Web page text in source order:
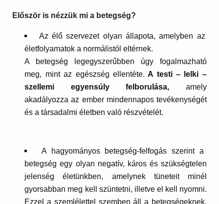
Először is nézzük mi a betegség?
Az élő szervezet olyan állapota, amelyben az
életfolyamatok a normálistól eltérnek.
A betegség legegyszerűbben úgy fogalmazható
meg, mint az egészség ellentéte. A testi – lelki –
szellemi egyensúly felborulása, amely
akadályozza az ember mindennapos tevékenységét
és a társadalmi életben való részvételét.
A hagyományos betegség-felfogás szerint a
betegség egy olyan negatív, káros és szükségtelen
jelenség életünkben, amelynek tüneteit minél
gyorsabban meg kell szüntetni, illetve el kell nyomni.
Ezzel a szemlélettel szemben áll a betegségeknek,